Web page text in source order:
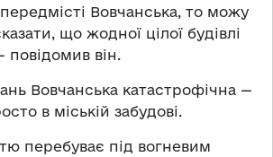
Вовчанська, то можу
що жодної цілої будівлі
повідомив він.
Вовчанська катастрофічна —
в міській забудові.
перебуває під вогневим